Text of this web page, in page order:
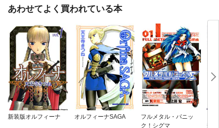
あわせてよく買われている本
新装版オルフィーナ オルフィーナSAGA
フルメタル・パニッ
ク！シグマ
禁